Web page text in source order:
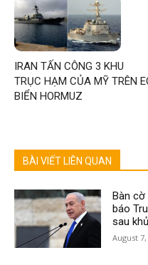
IRAN TẤN CÔNG 3 KHU
TRỤC HẠM CỦA MỸ TRÊN
BIỂN HORMUZ
BÀI VIẾT LIÊN QUAN
Bàn
báo
sau
August 7,